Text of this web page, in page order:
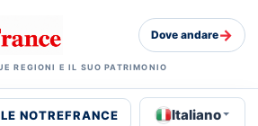
REGIONI E IL SUO PATRIMONIO
Dove andare→
NOTREFRANCE Italiano